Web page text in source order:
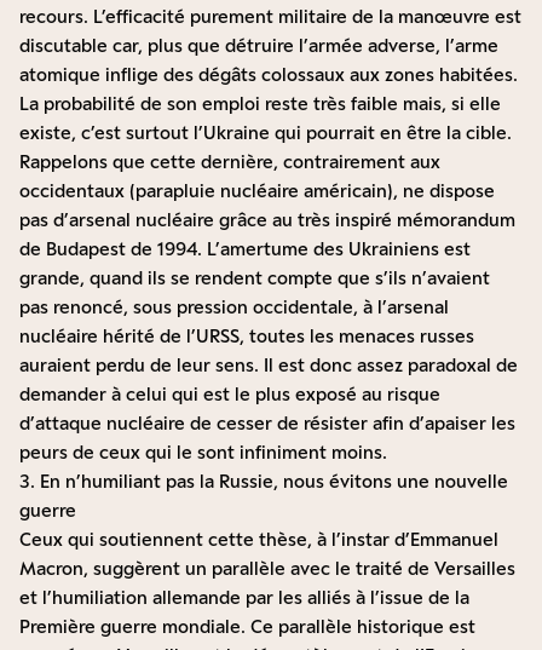
recours. L’efficacité purement militaire de la manœuvre est
discutable car, plus que détruire l’armée adverse, l’arme
atomique inflige des dégâts colossaux aux zones habitées.
La probabilité de son emploi reste très faible mais, si elle
existe, c’est surtout l’Ukraine qui pourrait en être la cible.
Rappelons que cette dernière, contrairement aux
occidentaux (parapluie nucléaire américain), ne dispose
pas d’arsenal nucléaire grâce au très inspiré mémorandum
de Budapest de 1994. L’amertume des Ukrainiens est
grande, quand ils se rendent compte que s’ils n’avaient
pas renoncé, sous pression occidentale, à l’arsenal
nucléaire hérité de l’URSS, toutes les menaces russes
auraient perdu de leur sens. Il est donc assez paradoxal de
demander à celui qui est le plus exposé au risque
d’attaque nucléaire de cesser de résister afin d’apaiser les
peurs de ceux qui le sont infiniment moins.
3. En n’humiliant pas la Russie, nous évitons une nouvelle
guerre
Ceux qui soutiennent cette thèse, à l’instar d’Emmanuel
Macron, suggèrent un parallèle avec le traité de Versailles
et l’humiliation allemande par les alliés à l’issue de la
Première guerre mondiale. Ce parallèle historique est